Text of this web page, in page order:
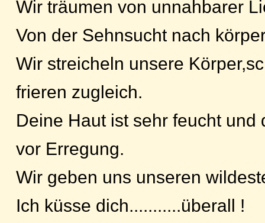
Wir träumen von unnahbarer
Von der Sehnsucht nach
Wir streicheln unsere
frieren zugleich.
Deine Haut ist sehr feucht und
vor Erregung.
Wir geben uns unseren
Ich küsse dich...........überall !